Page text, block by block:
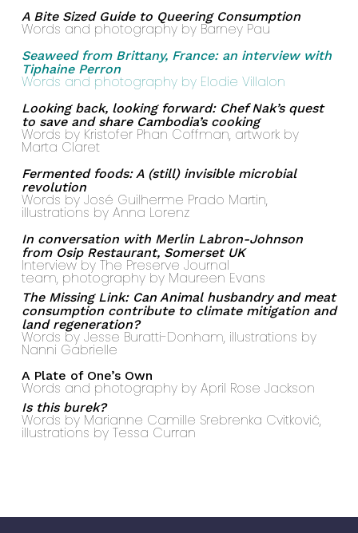
A Bite Sized Guide to Queering Consumption
Words and photography by Barney Pau
Seaweed from Brittany, France: an interview with
Tiphaine Perron
Words and photography by Elodie Villalon
Looking back, looking forward: Chef Nak’s quest
to save and share Cambodia’s cooking
Words by Kristofer Phan Coffman, artwork by
Marta Claret
Fermented foods: A (still) invisible microbial
revolution
Words by José Guilherme Prado Martin,
illustrations by Anna Lorenz
In conversation with Merlin Labron-Johnson
from Osip Restaurant, Somerset UK
Interview by The Preserve Journal
team, photography by Maureen Evans
The Missing Link: Can Animal husbandry and meat
consumption contribute to climate mitigation and
land regeneration?
Words by Jesse Buratti-Donham, illustrations by
Nanni Gabrielle
A Plate of One’s Own
Words and photography by April Rose Jackson
Is this burek?
Words by Marianne Camille Srebrenka Cvitković,
illustrations by Tessa Curran